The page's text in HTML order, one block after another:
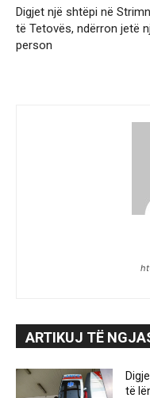
Digjet një shtëpi në
të Tetovës, ndërron jetë
person
ARTIKUJ TË
të